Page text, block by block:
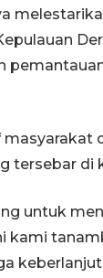
tersebar di
untuk
kami
jamin
gratis